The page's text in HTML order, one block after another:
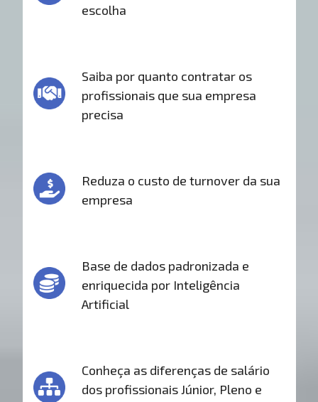
escolha
Saiba por quanto contratar os
profissionais que sua empresa
precisa
Reduza o custo de turnover da sua
empresa
Base de dados padronizada e
enriquecida por Inteligência
Artificial
Conheça as diferenças de salário
dos profissionais Júnior, Pleno e